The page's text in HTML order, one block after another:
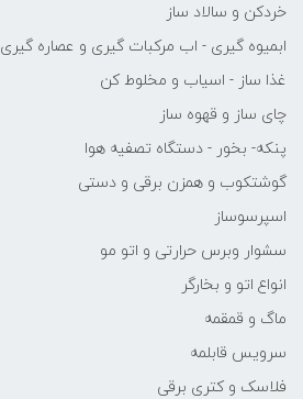
خردکن و سالاد ساز
ابمیوه گیری - اب مرکبات گیری و عصاره گیری
غذا ساز - اسیاب و مخلوط کن
چای ساز و قهوه ساز
پنکه- بخور - دستگاه تصفیه هوا
گوشتکوب و همزن برقی و دستی
اسپرسوساز
سشوار وبرس حرارتی و اتو مو
انواع اتو و بخارگر
ماگ و قمقمه
سرویس قابلمه
فلاسک و کتری برقی